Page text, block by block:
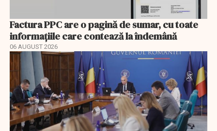
Factura PPC are o pagină de sumar, cu toate
informațiile care contează la îndemână
06 AUGUST 2026